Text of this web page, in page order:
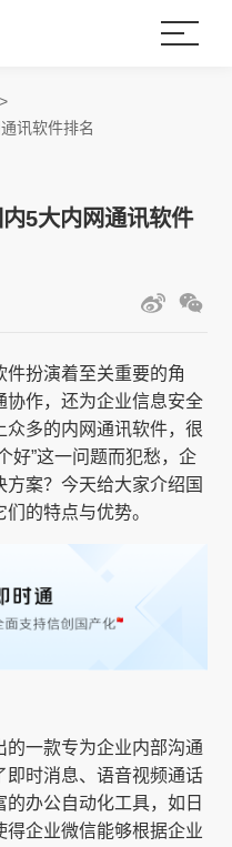
讯软件排名
5大内网通讯软件
扮演着至关重要的角
协作，还为企业信息安全
多的内网通讯软件，很
好”这一问题而犯愁，企
案？今天给大家介绍国
的特点与优势。
一款专为企业内部沟通
即时消息、语音视频通话
办公自动化工具，如日
企业微信能够根据企业